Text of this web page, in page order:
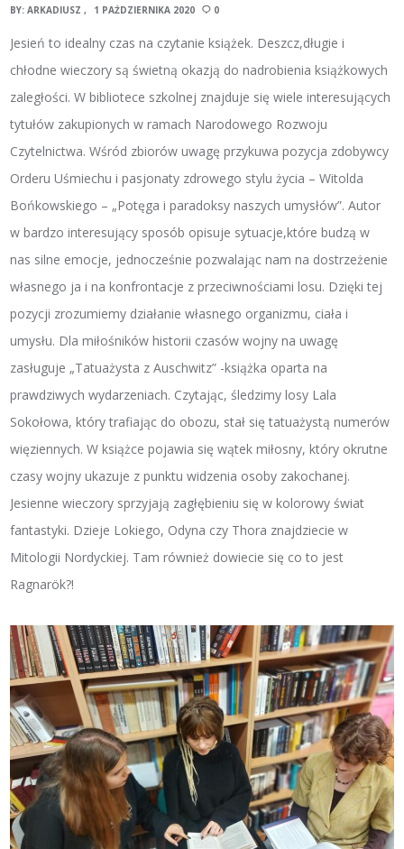
BY:ARKADIUSZ 1 PAŹDZIERNIKA 2020 0
Jesień to idealny czas na czytanie książek. Deszcz,długie i
chłodne wieczory są świetną okazją do nadrobienia książkowych
zaległości. W bibliotece szkolnej znajduje się wiele interesujących
tytułów zakupionych w ramach Narodowego Rozwoju
Czytelnictwa. Wśród zbiorów uwagę przykuwa pozycja zdobywcy
Orderu Uśmiechu i pasjonaty zdrowego stylu życia – Witolda
Bońkowskiego – „Potęga i paradoksy naszych umysłów”. Autor
w bardzo interesujący sposób opisuje sytuacje,które budzą w
nas silne emocje, jednocześnie pozwalając nam na dostrzeżenie
własnego ja i na konfrontacje z przeciwnościami losu. Dzięki tej
pozycji zrozumiemy działanie własnego organizmu, ciała i
umysłu. Dla miłośników historii czasów wojny na uwagę
zasługuje „Tatuażysta z Auschwitz” -książka oparta na
prawdziwych wydarzeniach. Czytając, śledzimy losy Lala
Sokołowa, który trafiając do obozu, stał się tatuażystą numerów
więziennych. W książce pojawia się wątek miłosny, który okrutne
czasy wojny ukazuje z punktu widzenia osoby zakochanej.
Jesienne wieczory sprzyjają zagłębieniu się w kolorowy świat
fantastyki. Dzieje Lokiego, Odyna czy Thora znajdziecie w
Mitologii Nordyckiej. Tam również dowiecie się co to jest
Ragnarök?!